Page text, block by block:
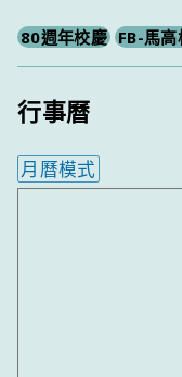
80週年校慶 FB-馬
行事曆
月曆模式